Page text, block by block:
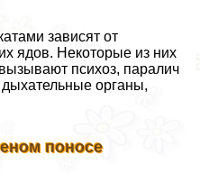
зависят от
ядов. Некоторые из них
психоз, паралич
органы,
поносе